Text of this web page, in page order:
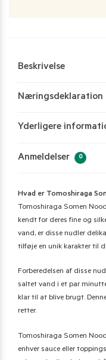
Beskrivelse
Næringsdeklaration
Yderligere
Anmeldelser 0
Hvad er Tomoshiraga
Tomoshiraga Somen
kendt for deres fine og
vand, er disse nudler
tilføje en unik karakter til
Forberedelsen af disse
saltet vand i et par
klar til at blive brugt.
retter.
Tomoshiraga Somen
enhver sauce eller